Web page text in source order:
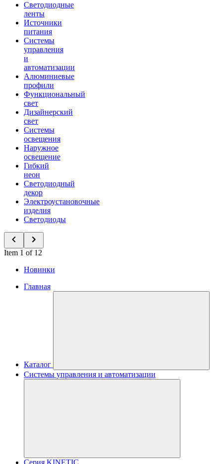
Светодиодные
ленты
Источники
питания
Системы
управления
и
автоматизации
Алюминиевые
профили
Функциональный
свет
Дизайнерский
свет
Системы
освещения
Наружное
освещение
Гибкий
неон
Светодиодный
декор
Электроустановочные
изделия
Светодиоды
Item 1 of 12
Новинки
Главная
Каталог
Системы управления и автоматизации
Серия KINETIC